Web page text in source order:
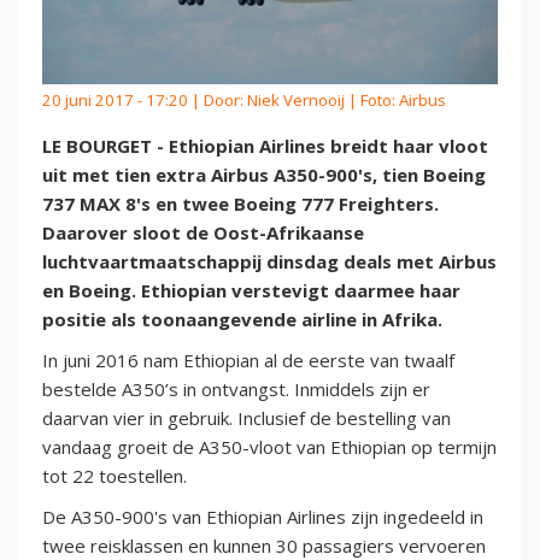
20 juni 2017 - 17:20 | Door: Niek Vernooij | Foto: Airbus
LE BOURGET - Ethiopian Airlines breidt haar vloot
uit met tien extra Airbus A350-900's, tien Boeing
737 MAX 8's en twee Boeing 777 Freighters.
Daarover sloot de Oost-Afrikaanse
luchtvaartmaatschappij dinsdag deals met Airbus
en Boeing. Ethiopian verstevigt daarmee haar
positie als toonaangevende airline in Afrika.
In juni 2016 nam Ethiopian al de eerste van twaalf
bestelde A350’s in ontvangst. Inmiddels zijn er
daarvan vier in gebruik. Inclusief de bestelling van
vandaag groeit de A350-vloot van Ethiopian op termijn
tot 22 toestellen.
De A350-900's van Ethiopian Airlines zijn ingedeeld in
twee reisklassen en kunnen 30 passagiers vervoeren